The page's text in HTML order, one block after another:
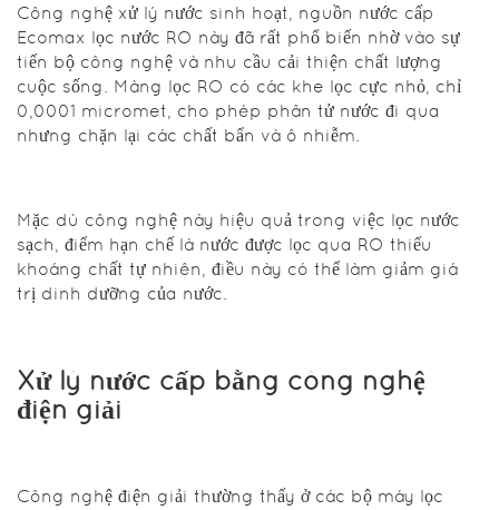
Xử lý
nước
cấp
bằng
công
Nano
Công nghệ
cấp sử dụng
các khe lọc
siêu nhỏ để
nước và các
Công nghệ xử lý nước sinh hoạt, nguồn nước cấp
Ecomax lọc nước RO này đã rất phổ biến nhờ vào sự
tiến bộ công nghệ và nhu cầu cải thiện chất lượng
cuộc sống. Màng lọc RO có các khe lọc cực nhỏ, chỉ
0,0001 micromet, cho phép phân tử nước đi qua
nhưng chặn lại các chất bẩn và ô nhiễm.
Mặc dù công nghệ này hiệu quả trong việc lọc nước
sạch, điểm hạn chế là nước được lọc qua RO thiếu
khoáng chất tự nhiên, điều này có thể làm giảm giá
trị dinh dưỡng của nước.
Xử lý nước cấp bằng công nghệ
điện giải
Công nghệ điện giải thường thấy ở các bộ máy lọc